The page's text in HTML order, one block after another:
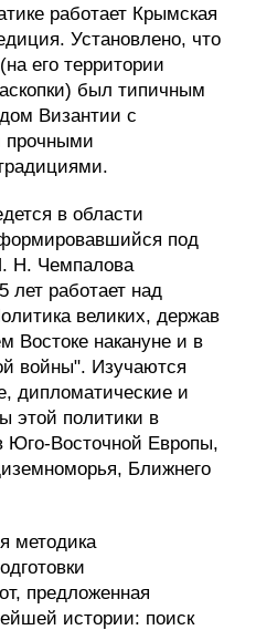
работает Крымская
Установлено, что
его территории
был типичным
Византии с
прочными
в области
под
Н. Чемпалова
лет работает над
великих, держав
Востоке накануне и в
войны". Изучаются
дипломатические и
этой политики в
Юго-Восточной Европы,
Ближнего
методика
предложенная
истории: поиск